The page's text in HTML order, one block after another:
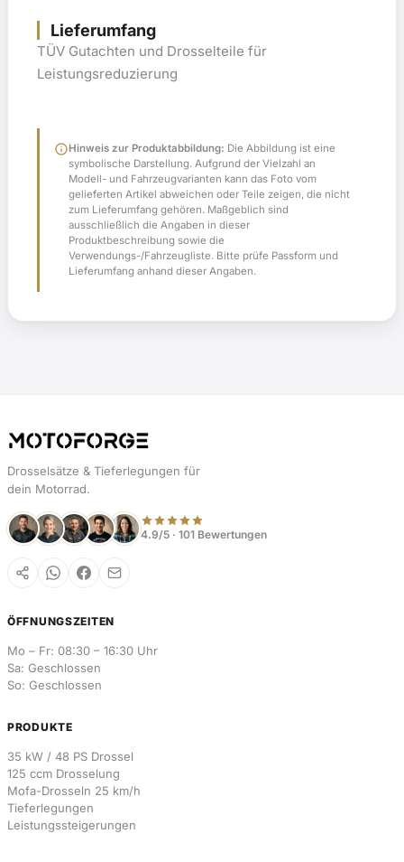
Lieferumfang
TÜV Gutachten und Drosselteile für
Leistungsreduzierung
infoHinweis zur Produktabbildung: Die Abbildung ist eine
symbolische Darstellung. Aufgrund der Vielzahl an
Modell- und Fahrzeugvarianten kann das Foto vom
gelieferten Artikel abweichen oder Teile zeigen, die nicht
zum Lieferumfang gehören. Maßgeblich sind
ausschließlich die Angaben in dieser
Produktbeschreibung sowie die
Verwendungs-/Fahrzeugliste. Bitte prüfe Passform und
Lieferumfang anhand dieser Angaben.
Drosselsätze & Tieferlegungen für
dein Motorrad.
4.9/5 · 101 Bewertungen
ÖFFNUNGSZEITEN
Mo – Fr: 08:30 – 16:30 Uhr
Sa: Geschlossen
So: Geschlossen
PRODUKTE
35 kW / 48 PS Drossel
125 ccm Drosselung
Mofa-Drosseln 25 km/h
Tieferlegungen
Leistungssteigerungen